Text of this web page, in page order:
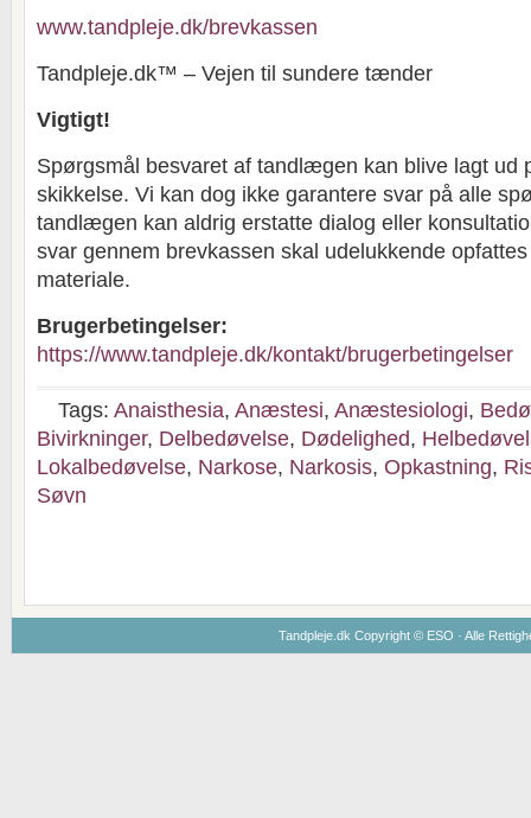
www.tandpleje.dk/brevkassen
Tandpleje.dk™ – Vejen til sundere tænder
Vigtigt!
Spørgsmål besvaret af tandlægen kan blive lagt ud
skikkelse. Vi kan dog ikke garantere svar på alle
tandlægen kan aldrig erstatte dialog eller
svar gennem brevkassen skal udelukkende
materiale.
Brugerbetingelser:
https://www.tandpleje.dk/kontakt/brugerbetingelser
Tags: Anaisthesia, Anæstesi, Anæstesiologi,
Bivirkninger, Delbedøvelse, Dødelighed,
Lokalbedøvelse, Narkose, Narkosis, Opkastning,
Søvn
Tandpleje.dk Copyright © ESO · Alle